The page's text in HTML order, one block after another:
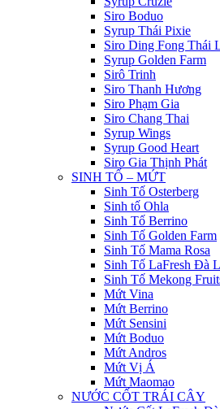
Siro Boduo
Syrup Thái Pixie
Siro Ding Fong Thái
Syrup Golden Farm
Sirô Trinh
Siro Thanh Hương
Siro Phạm Gia
Siro Chang Thai
Syrup Wings
Syrup Good Heart
Siro Gia Thịnh Phát
SINH TỐ – MỨT
Sinh Tố Osterberg
Sinh tố Ohla
Sinh Tố Berrino
Sinh Tố Golden Farm
Sinh Tố Mama Rosa
Sinh Tố LaFresh Đà
Sinh Tố Mekong
Mứt Vina
Mứt Berrino
Mứt Sensini
Mứt Boduo
Mứt Andros
Mứt Vị Á
Mứt Maomao
NƯỚC CỐT TRÁI CÂY